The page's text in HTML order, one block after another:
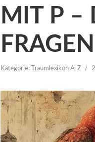
MIT P –
FRAGEN
Kategorie: Traumlexikon A-Z